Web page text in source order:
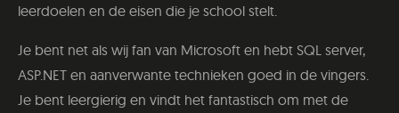
leerdoelen en de eisen die je school stelt.
Je bent net als wij fan van Microsoft en hebt SQL server,
ASP.NET en aanverwante technieken goed in de vingers.
Je bent leergierig en vindt het fantastisch om met de